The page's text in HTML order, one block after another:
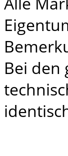
Bei den